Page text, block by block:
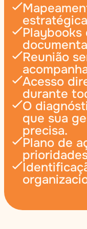
Playbooks
Reunião
Acesso
durante
O
que sua
precisa.
Plano de